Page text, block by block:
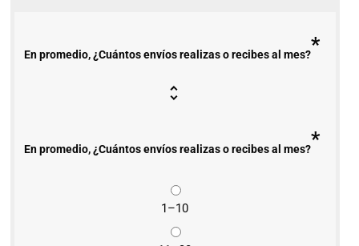
En promedio, ¿Cuántos envíos realizas o recibes al mes?*
En promedio, ¿Cuántos envíos realizas o recibes al mes?*
1–10